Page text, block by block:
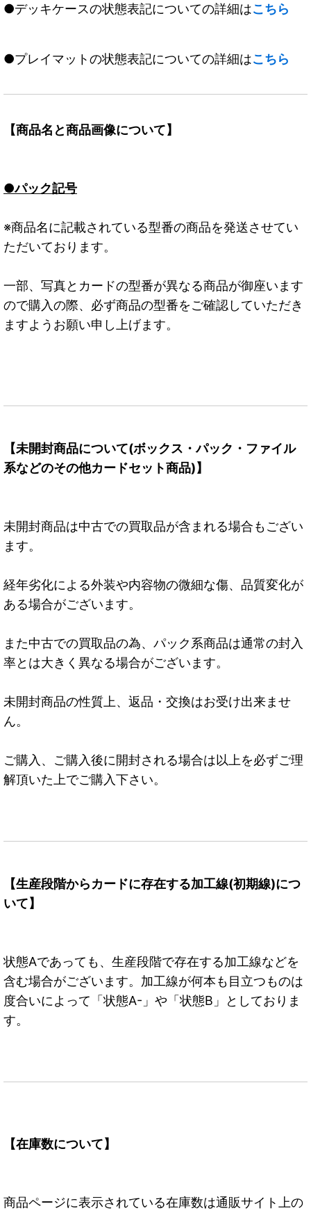
●デッキケースの状態表記についての詳細はこちら
●プレイマットの状態表記についての詳細はこちら
【商品名と商品画像について】
●パック記号
※商品名に記載されている型番の商品を発送させてい
ただいております。
一部、写真とカードの型番が異なる商品が御座います
ので購入の際、必ず商品の型番をご確認していただき
ますようお願い申し上げます。
【未開封商品について(ボックス・パック・ファイル
系などのその他カードセット商品)】
未開封商品は中古での買取品が含まれる場合もござい
ます。
経年劣化による外装や内容物の微細な傷、品質変化が
ある場合がございます。
また中古での買取品の為、パック系商品は通常の封入
率とは大きく異なる場合がございます。
未開封商品の性質上、返品・交換はお受け出来ませ
ん。
ご購入、ご購入後に開封される場合は以上を必ずご理
解頂いた上でご購入下さい。
【生産段階からカードに存在する加工線(初期線)につ
いて】
状態Aであっても、生産段階で存在する加工線などを
含む場合がございます。加工線が何本も目立つものは
度合いによって「状態A-」や「状態B」としておりま
す。
【在庫数について】
商品ページに表示されている在庫数は通販サイト上の